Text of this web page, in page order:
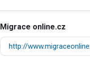
Migrace online.cz
http://